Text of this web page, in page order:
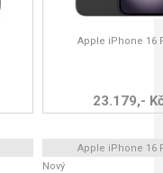
Apple iPhone 16
23.179,-
Apple iPhone 16
Nový